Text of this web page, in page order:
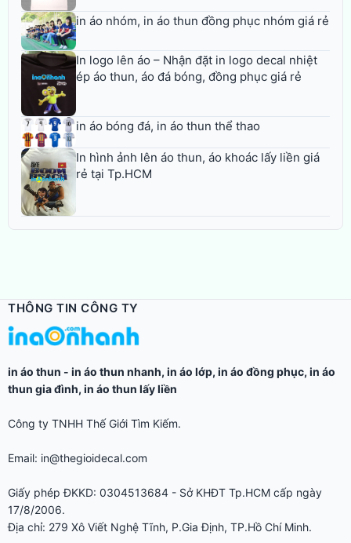
in áo nhóm, in áo thun đồng phục nhóm giá rẻ
In logo lên áo – Nhận đặt in logo decal nhiệt
ép áo thun, áo đá bóng, đồng phục giá rẻ
in áo bóng đá, in áo thun thể thao
In hình ảnh lên áo thun, áo khoác lấy liền giá
rẻ tại Tp.HCM
THÔNG TIN CÔNG TY
in áo thun - in áo thun nhanh, in áo lớp, in áo đồng phục, in áo
thun gia đình, in áo thun lấy liền
Công ty TNHH Thế Giới Tìm Kiếm.
Email: in@thegioidecal.com
Giấy phép ĐKKD: 0304513684 - Sở KHĐT Tp.HCM cấp ngày
17/8/2006.
Địa chỉ: 279 Xô Viết Nghệ Tĩnh, P.Gia Định, TP.Hồ Chí Minh.